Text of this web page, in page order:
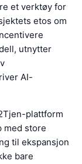
et verktøy for
etos om
utnytter
AI-
plattform
med store
til ekspansjon
bare